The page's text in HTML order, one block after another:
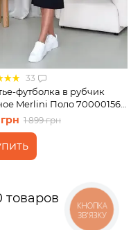
33
футболка в рубчик
Merlini Поло 700001561
S-M1 899 грн
товаров
КНОПКА
ЗВ'ЯЗКУ